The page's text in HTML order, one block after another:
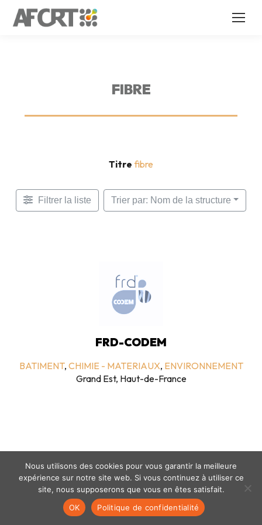
FIBRE
Titre fibre
Filtrer la liste Trier par: Nom de la structure
FRD-CODEM
BATIMENT, CHIMIE - MATERIAUX, ENVIRONNEMENT
Grand Est, Haut-de-France
Mentions légales- politique de confidentialité- © coclico 2026
Nous utilisons des cookies pour vous garantir la meilleure
expérience sur notre site web. Si vous continuez à utiliser ce
site, nous supposerons que vous en êtes satisfait.
OK
Politique de confidentialité